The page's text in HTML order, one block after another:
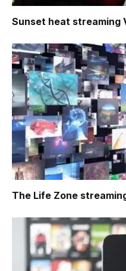
Sunset heat streaming
The Life Zone